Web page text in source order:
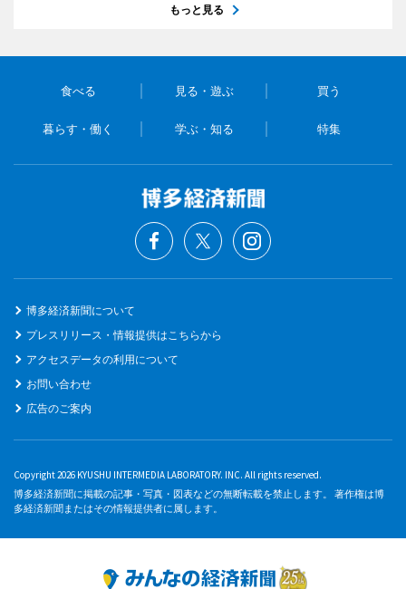
もっと見る
食べる 見る・遊ぶ 買う
暮らす・働く 学ぶ・知る 特集
博多経済新聞について
プレスリリース・情報提供はこちらから
アクセスデータの利用について
お問い合わせ
広告のご案内
Copyright 2026 KYUSHU INTERMEDIA LABORATORY. INC. All rights reserved.
博多経済新聞に掲載の記事・写真・図表などの無断転載を禁止します。 著作権は博
多経済新聞またはその情報提供者に属します。